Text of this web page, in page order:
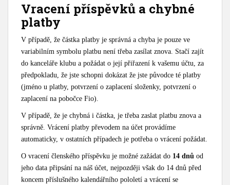
Vracení příspěvků a chybné
platby
V případě, že částka platby je správná a chyba je pouze ve
variabilním symbolu platbu není třeba zasílat znova. Stačí zajít
do kanceláře klubu a požádat o její přiřazení k vašemu účtu, za
předpokladu, že jste schopni dokázat že jste původce té platby
(jméno u platby, potvrzení o zaplacení složenky, potvrzení o
zaplacení na pobočce Fio).
V případě, že je chybná i částka, je třeba zaslat platbu znova a
správně. Vrácení platby převodem na účet provádíme
automaticky, v ostatních případech je potřeba o vrácení požádat.
O vracení členského příspěvku je možné zažádat do 14 dnů od
jeho data připsání na náš účet, nejpozději však do 14 dnů před
koncem příslušného kalendářního pololetí a vrácení se